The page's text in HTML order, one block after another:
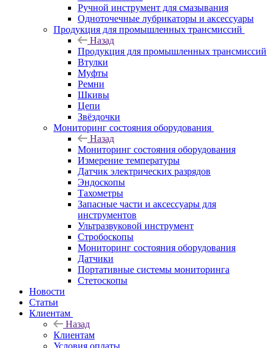
Ручной инструмент для смазывания
Одноточечные лубрикаторы и аксессуары
Продукция для промышленных трансмиссий
Назад
Продукция для промышленных трансмиссий
Втулки
Муфты
Ремни
Шкивы
Цепи
Звёздочки
Мониторинг состояния оборудования
Назад
Мониторинг состояния оборудования
Измерение температуры
Датчик электрических разрядов
Эндоскопы
Тахометры
Запасные части и аксессуары для
инструментов
Ультразвуковой инструмент
Стробоскопы
Мониторинг состояния оборудования
Датчики
Портативные системы мониторинга
Стетоскопы
Новости
Статьи
Клиентам
Назад
Клиентам